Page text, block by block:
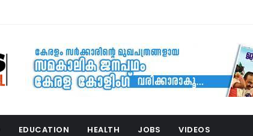
EDUCATION HEALTH JOBS VIDEOS